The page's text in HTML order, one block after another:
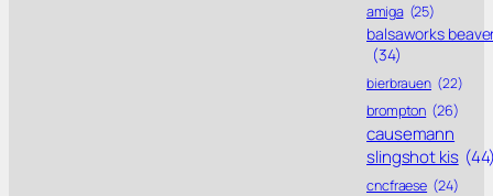
amiga (25)
balsaworks
(34)
bierbrauen (22)
brompton (26)
causemann
slingshot kis
cncfraese (24)